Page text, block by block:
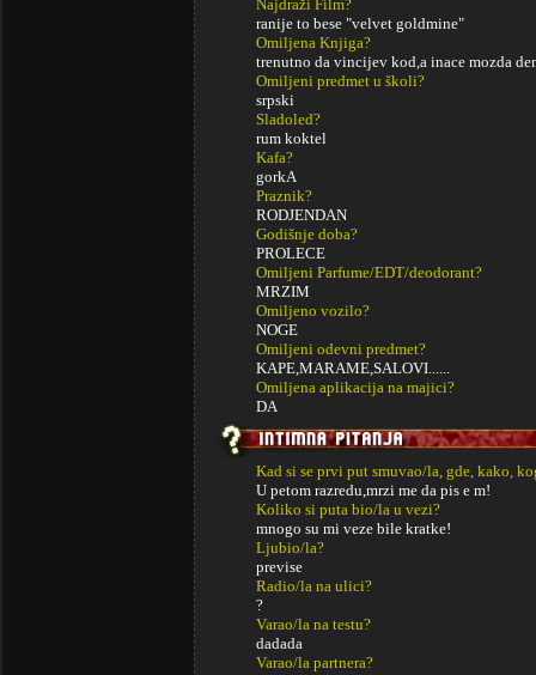
Najdraži Film?
ranije to bese "velvet goldmine"
Omiljena Knjiga?
trenutno da vincijev kod,a inace mozda
Omiljeni predmet u školi?
srpski
Sladoled?
rum koktel
Kafa?
gorkA
Praznik?
RODJENDAN
Godišnje doba?
PROLECE
Omiljeni Parfume/EDT/deodorant?
MRZIM
Omiljeno vozilo?
NOGE
Omiljeni odevni predmet?
KAPE,MARAME,SALOVI......
Omiljena aplikacija na majici?
DA
Kad si se prvi put smuvao/la, gde, kako,
U petom razredu,mrzi me da pis e m!
Koliko si puta bio/la u vezi?
mnogo su mi veze bile kratke!
Ljubio/la?
previse
Radio/la na ulici?
?
Varao/la na testu?
dadada
Varao/la partnera?